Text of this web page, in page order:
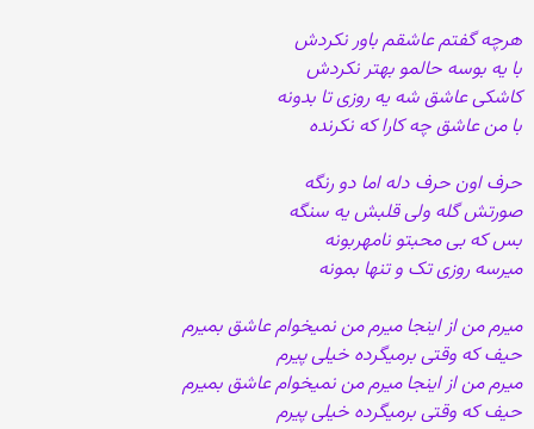
هرچه گفتم عاشقم باور نکردش
با یه بوسه حالمو بهتر نکردش
کاشکی عاشق شه یه روزی تا بدونه
با من عاشق چه کارا که نکرنده
حرف اون حرف دله اما دو رنگه
صورتش گله ولی قلبش یه سنگه
بس که بی محبتو نامهربونه
میرسه روزی تک و تنها بمونه
میرم من از اینجا میرم من نمیخوام عاشق بمیرم
حیف که وقتی برمیگرده خیلی پیرم
میرم من از اینجا میرم من نمیخوام عاشق بمیرم
حیف که وقتی برمیگرده خیلی پیرم